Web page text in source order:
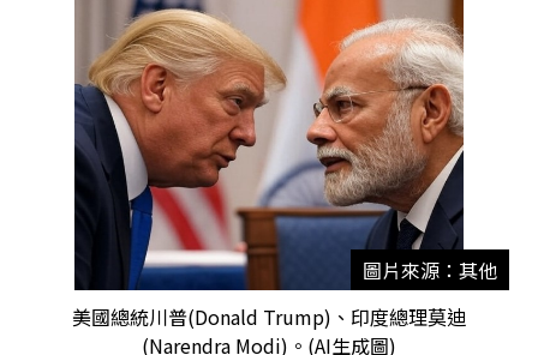
圖片來源：其他
美國總統川普(Donald Trump)、印度總理莫迪
(Narendra Modi)。(AI生成圖)